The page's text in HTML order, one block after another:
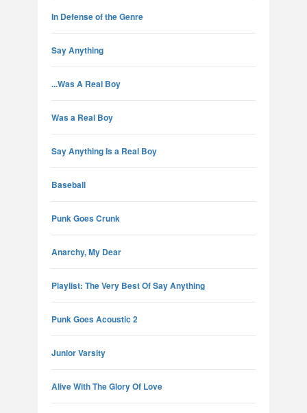
In Defense of the Genre
Say Anything
...Was A Real Boy
Was a Real Boy
Say Anything Is a Real Boy
Baseball
Punk Goes Crunk
Anarchy, My Dear
Playlist: The Very Best Of Say Anything
Punk Goes Acoustic 2
Junior Varsity
Alive With The Glory Of Love